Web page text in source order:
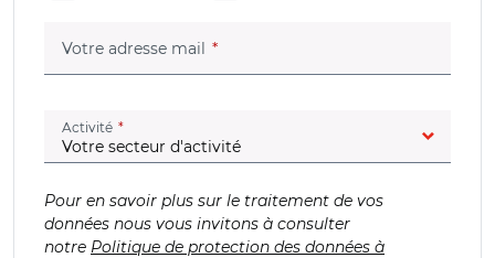
Votre adresse mail (champ obligatoire)
Activité (champ obligatoire)
Pour en savoir plus sur le traitement de vos
données nous vous invitons à consulter
notre Politique de protection des données à